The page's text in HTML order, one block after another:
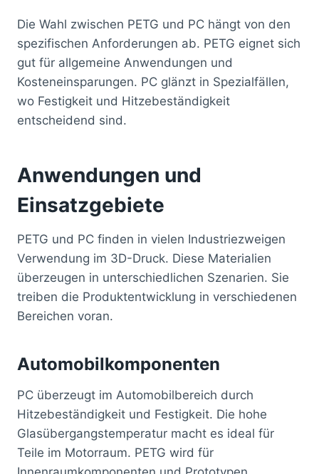
Die Wahl zwischen PETG und PC hängt von den
spezifischen Anforderungen ab. PETG eignet sich
gut für allgemeine Anwendungen und
Kosteneinsparungen. PC glänzt in Spezialfällen,
wo Festigkeit und Hitzebeständigkeit
entscheidend sind.
Anwendungen und
Einsatzgebiete
PETG und PC finden in vielen Industriezweigen
Verwendung im 3D-Druck. Diese Materialien
überzeugen in unterschiedlichen Szenarien. Sie
treiben die Produktentwicklung in verschiedenen
Bereichen voran.
Automobilkomponenten
PC überzeugt im Automobilbereich durch
Hitzebeständigkeit und Festigkeit. Die hohe
Glasübergangstemperatur macht es ideal für
Teile im Motorraum. PETG wird für